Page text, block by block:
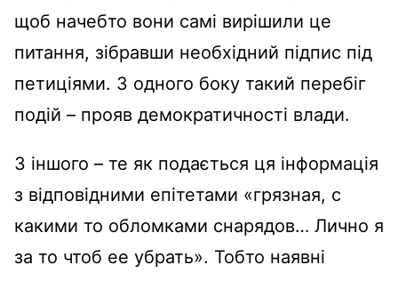
щоб начебто вони самі вирішили це
питання, зібравши необхідний підпис під
петиціями. З одного боку такий перебіг
подій – прояв демократичності влади.
З іншого – те як подається ця інформація
з відповідними епітетами «грязная, с
какими то обломками снарядов… Лично я
за то чтоб ее убрать». Тобто наявні